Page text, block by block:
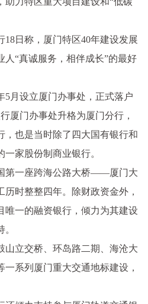
日称，厦门特区40年建设发展
人“真诚服务，相伴成长”的最好
设立厦门办事处，正式落户
厦门办事处升格为厦门分行，
，也是当时除了四大国有银行和
家股份制商业银行。
一座跨海公路大桥——厦门大
时整整四年。除财政资金外，
唯一的融资银行，倾力为其建设
立交桥、环岛路二期、海沧大
系列厦门重大交通地标建设，